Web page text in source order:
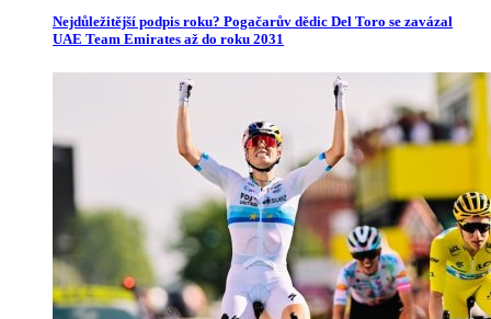
Nejdůležitější podpis roku? Pogačarův dědic Del Toro se zavázal
UAE Team Emirates až do roku 2031